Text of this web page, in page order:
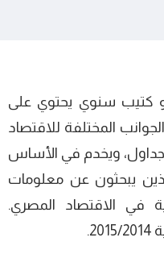
كتيب سنوي يحتوي على
المختلفة للاقتصاد
ويخدم في الأساس
يبحثون عن معلومات
في الاقتصاد المصري.